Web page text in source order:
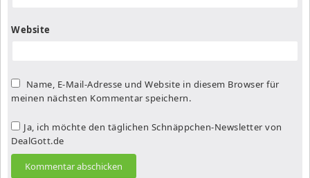
Website
Name, E-Mail-Adresse und Website in diesem Browser für
meinen nächsten Kommentar speichern.
Ja, ich möchte den täglichen Schnäppchen-Newsletter von
DealGott.de